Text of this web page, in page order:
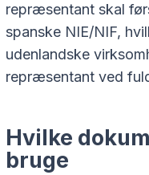
repræsentant skal
spanske NIE/NIF,
udenlandske
repræsentant ved
Hvilke
bruge